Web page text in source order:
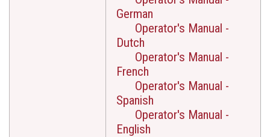
German
Operator's Manual -
Dutch
Operator's Manual -
French
Operator's Manual -
Spanish
Operator's Manual -
English